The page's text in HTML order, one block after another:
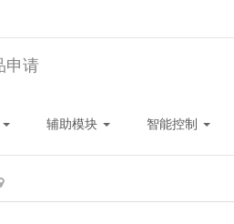
申请
辅助模块 智能控制